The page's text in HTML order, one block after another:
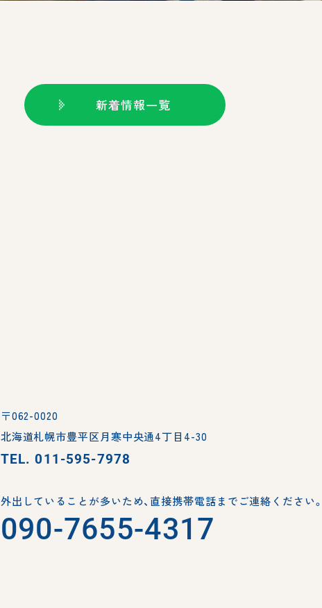
新着情報一覧
〒062-0020
北海道札幌市豊平区月寒中央通4丁目4-30
TEL.011-595-7978
外出していることが多いため、 直接携帯電話までご連絡ください。
090-7655-4317